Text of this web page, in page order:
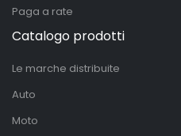
Paga a rate
Catalogo prodotti
Le marche distribuite
Auto
Moto